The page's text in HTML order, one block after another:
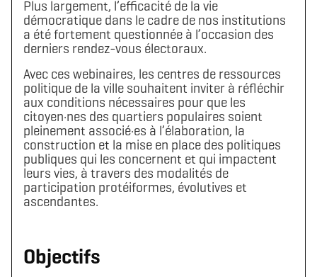
Plus largement, l’efficacité de la vie
démocratique dans le cadre de nos institutions
a été fortement questionnée à l’occasion des
derniers rendez-vous électoraux.
Avec ces webinaires, les centres de ressources
politique de la ville souhaitent inviter à réfléchir
aux conditions nécessaires pour que les
citoyen·nes des quartiers populaires soient
pleinement associé·es à l’élaboration, la
construction et la mise en place des politiques
publiques qui les concernent et qui impactent
leurs vies, à travers des modalités de
participation protéiformes, évolutives et
ascendantes.
Objectifs